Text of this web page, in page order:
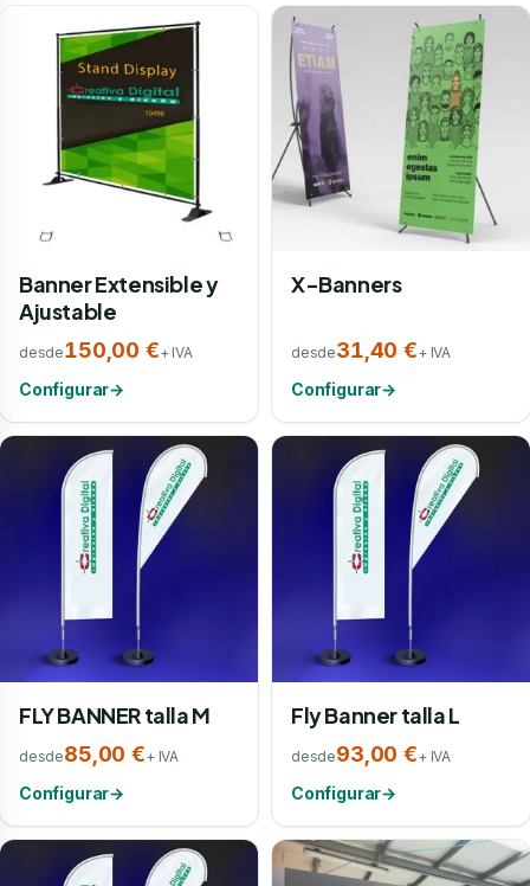
Banner Extensible y
Ajustable
desde150,00 €+ IVA
Configurar→
X-Banners
desde31,40 €+ IVA
Configurar→
FLY BANNER talla M
desde85,00 €+ IVA
Configurar→
Fly Banner talla L
desde93,00 €+ IVA
Configurar→